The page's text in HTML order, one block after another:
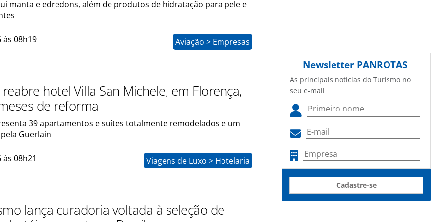
manta e edredons, além de produtos de hidratação para pele e
às 08h19 Aviação > Empresas
hotel Villa San Michele, em Florença,
de reforma
39 apartamentos e suítes totalmente remodelados e um
Guerlain
08h21 Viagens de Luxo > Hotelaria
lança curadoria voltada à seleção de
Newsletter PANROTAS
As principais notícias do Turismo no
seu e-mail
Cadastre-se